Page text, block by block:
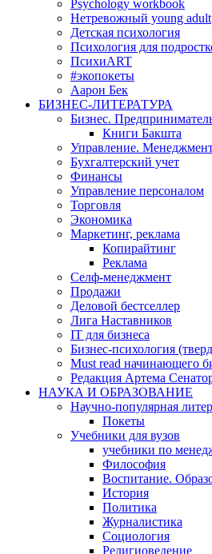
Psychology workbook
Нетревожный young adult
Детская психология
Психология для
ПсихиART
#экопокеты
Аарон Бек
БИЗНЕС-ЛИТЕРАТУРА
Бизнес.
Книги Бакшта
Управление.
Бухгалтерский учет
Финансы
Управление персоналом
Торговля
Экономика
Маркетинг, реклама
Копирайтинг
Реклама
Селф-менеджмент
Продажи
Деловой бестселлер
Лига Наставников
IT для бизнеса
Бизнес-психология
Must read начинающего
Редакция Артема
НАУКА И ОБРАЗОВАНИЕ
Научно-популярная
Покеты
Учебники для вузов
учебники по
Философия
Воспитание.
История
Политика
Журналистика
Социология
Религиоведение